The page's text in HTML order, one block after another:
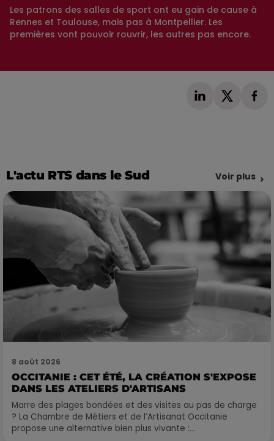
Les patrons des salles de sport ont eu gain de cause à
Rennes et Toulouse, mais pas à Montpellier. Les
premières vont pouvoir rouvrir, les autres pas encore.
L'actu RTS dans le Sud Voir plus
8 août 2026
OCCITANIE : CET ÉTÉ, LA CRÉATION S'EXPOSE
DANS LES ATELIERS D'ARTISANS
Marre des plages bondées et des visites au pas de charge
? La Chambre de Métiers et de l’Artisanat Occitanie
propose une alternative bien plus vivante :...